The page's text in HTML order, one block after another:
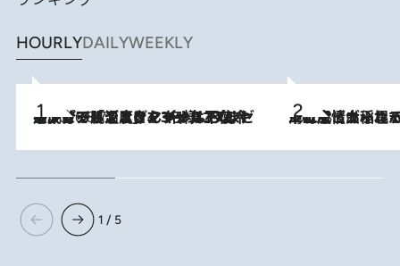
HOURLYDAILYWEEKLY
2026.8.7
メントールやエタノールは不使用。ピジョンより、マイルドな冷感成分で肌温度をマイナス3℃まで下げる「ごきげんクール ひんやりアクアミスト」を3名様にプレゼント 2026.8.5
下町風情あふれる台北屈指の人気エリア・大稲埕でセンスのいい台湾土産《ヴ
1 / 5